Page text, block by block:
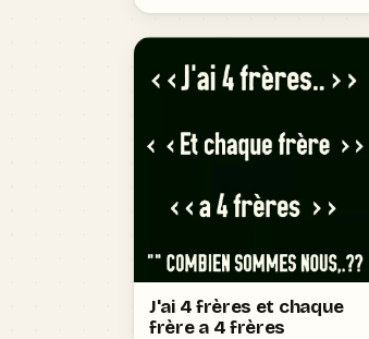
J'ai 4 frères et chaque
frère a 4 frères